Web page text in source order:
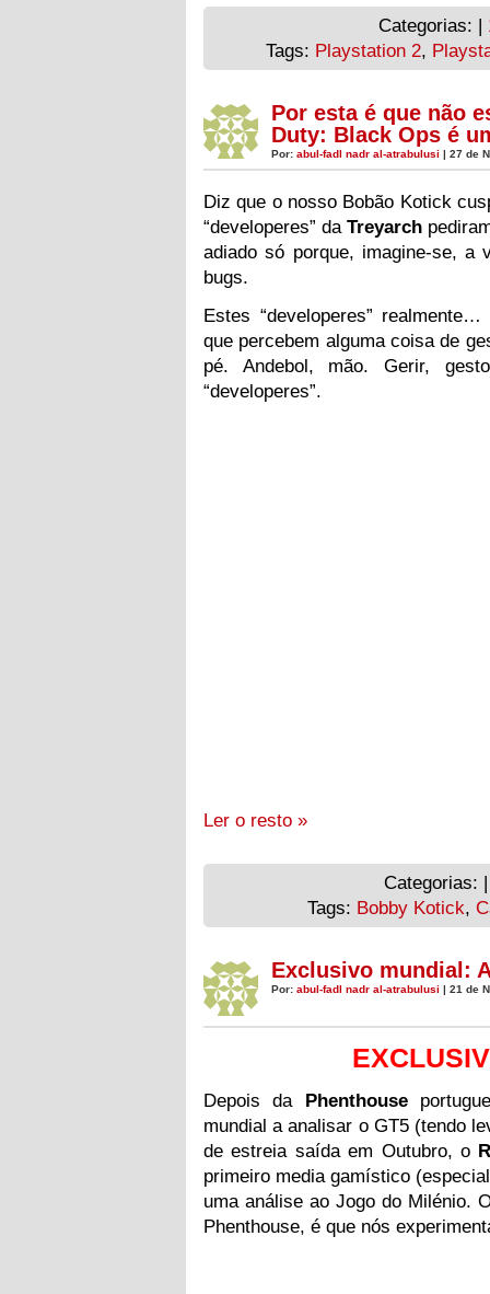
Categorias: |
Tags: Playstation 2,
Por esta é que não
Duty: Black Ops é
Por: abul-fadl nadr al-atrabulusi | 27 de
Diz que o nosso Bobão Kotick
“developeres” daTreyarch
adiado só porque, imagine-se, a
bugs.
Estes “developeres”
que percebem alguma coisa de
pé. Andebol, mão. Gerir,
“developeres”.
Ler o resto »
Categorias:
Tags: Bobby Kotick,
Exclusivo mundial:
Por: abul-fadl nadr al-atrabulusi | 21 de
Depois da Phenthouse
mundial a analisar o GT5 (tendo
de estreia saída em Outubro, o
primeiro media gamístico
uma análise ao Jogo do Milénio.
Phenthouse, é que nós